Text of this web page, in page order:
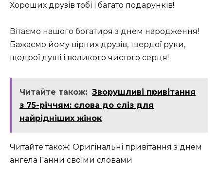
Хороших друзів тобі і багато подарунків!
Вітаємо нашого богатиря з днем ​​народження!
Бажаємо йому вірних друзів, твердої руки,
щедрої душі і великого чистого серця!
Читайте також: Зворушливі привітання
з 75-річчям: слова до сліз для
найрідніших жінок
Читайте також: Оригінальні привітання з днем
ангела Ганни своїми словами